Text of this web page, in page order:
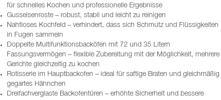
für schnelles Kochen und professionelle Ergebnisse
Gusseisenroste – robust, stabil und leicht zu reinigen
Nahtloses Kochfeld – verhindert, dass sich Schmutz und Flüssigkeiten
in Fugen sammeln
Doppelte Multifunktionsbacköfen mit 72 und 35 Litern
Fassungsvermögen – flexible Zubereitung mit der Möglichkeit, mehrere
Gerichte gleichzeitig zu kochen
Rotisserie im Hauptbackofen – ideal für saftige Braten und gleichmäßig
gegartes Hähnchen
Dreifachverglaste Backofentüren – erhöhte Sicherheit und bessere